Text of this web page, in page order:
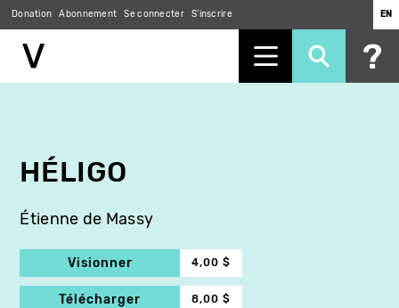
principal
Donation Abonnement Se connecter S'inscrire EN
HÉLIGO
Étienne de Massy
Visionner 4,00 $
Télécharger 8,00 $